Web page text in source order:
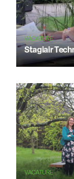
VACATURE
Stagiair
VACATURE